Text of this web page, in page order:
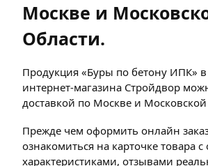
Москве и
Области.
Продукция «Буры по бетону ИПК» в
интернет-магазина Стройдвор
доставкой по Москве и
Прежде чем оформить онлайн
ознакомиться на карточке товара
характеристиками, отзывами